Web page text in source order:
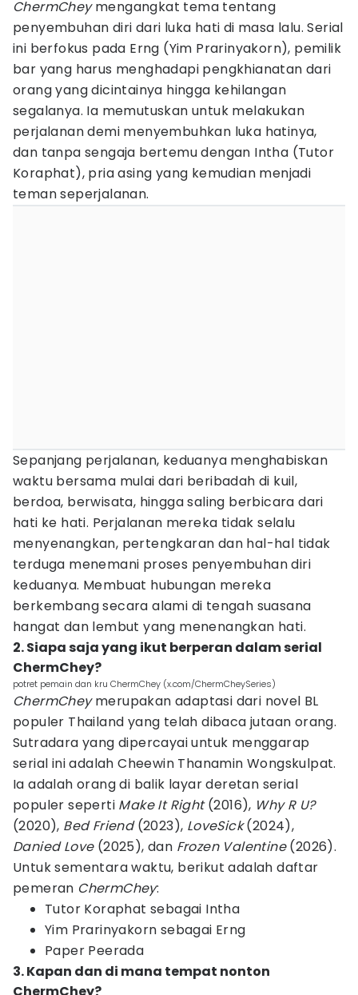
ChermCheymengangkat tema tentang
penyembuhan diri dari luka hati di masa lalu. Serial
ini berfokus pada Erng (Yim Prarinyakorn), pemilik
bar yang harus menghadapi pengkhianatan dari
orang yang dicintainya hingga kehilangan
segalanya. Ia memutuskan untuk melakukan
perjalanan demi menyembuhkan luka hatinya,
dan tanpa sengaja bertemu dengan Intha (Tutor
Koraphat), pria asing yang kemudian menjadi
teman seperjalanan.
Sepanjang perjalanan, keduanya menghabiskan
waktu bersama mulai dari beribadah di kuil,
berdoa, berwisata, hingga saling berbicara dari
hati ke hati. Perjalanan mereka tidak selalu
menyenangkan, pertengkaran dan hal-hal tidak
terduga menemani proses penyembuhan diri
keduanya. Membuat hubungan mereka
berkembang secara alami di tengah suasana
hangat dan lembut yang menenangkan hati.
2. Siapa saja yang ikut berperan dalam serial
ChermChey?
potret pemain dan kru ChermChey (x.com/ChermCheySeries)
ChermCheymerupakan adaptasi dari novel BL
populer Thailand yang telah dibaca jutaan orang.
Sutradara yang dipercayai untuk menggarap
serial ini adalah Cheewin Thanamin Wongskulpat.
Ia adalah orang di balik layar deretan serial
populer seperti Make It Right(2016), Why R U?
(2020), Bed Friend(2023), LoveSick(2024),
Danied Love(2025), dan Frozen Valentine(2026).
Untuk sementara waktu, berikut adalah daftar
pemeran ChermChey:
Tutor Koraphat sebagai Intha
Yim Prarinyakorn sebagai Erng
Paper Peerada
3. Kapan dan di mana tempat nonton